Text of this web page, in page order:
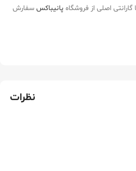
اصلی از فروشگاه پانیباکس سفارش
نظرات